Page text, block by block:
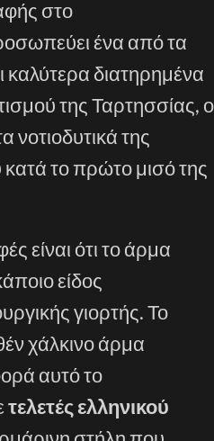
στο
ένα από τα
διατηρημένα
της Ταρτησσίας, ο
νοτιοδυτικά της
το πρώτο μισό της
είναι ότι το άρμα
είδος
γιορτής. Το
χάλκινο άρμα
αυτό το
τελετές ελληνικού